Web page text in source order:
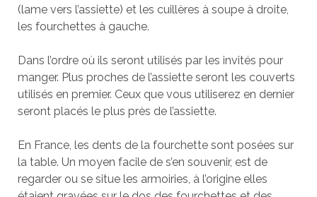
(lame vers l’assiette) et les cuillères à soupe à droite,
les fourchettes à gauche.
Dans l’ordre où ils seront utilisés par les invités pour
manger. Plus proches de l’assiette seront les couverts
utilisés en premier. Ceux que vous utiliserez en dernier
seront placés le plus près de l’assiette.
En France, les dents de la fourchette sont posées sur
la table. Un moyen facile de s’en souvenir, est de
regarder ou se situe les armoiries, à l’origine elles